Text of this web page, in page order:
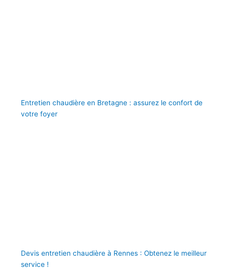
Entretien chaudière en Bretagne : assurez le confort de
votre foyer
Devis entretien chaudière à Rennes : Obtenez le meilleur
service !